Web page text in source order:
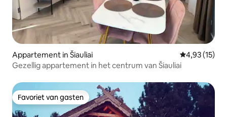
Appartement in Šiauliai Gemiddelde
4,93 (15)
Gezellig appartement in het centrum van Šiauliai
Favoriet van gasten
Favoriet van gasten